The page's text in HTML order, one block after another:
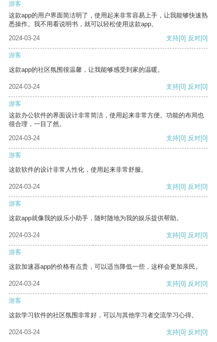
游客
这款app的用户界面简洁明了，使用起来非常容易上手，让我能够快速熟
悉操作。我不用看说明书，就可以轻松使用这款app。
2024-03-24
支持[0] 反对[0]
游客
这款app的社区氛围很温馨，让我能够感受到家的温暖。
2024-03-24 支持[0] 反对[0]
游客
这款办公软件的界面设计非常简洁，使用起来非常方便。功能的布局也
很合理，一目了然。
2024-03-24
支持[0] 反对[0]
游客
这款软件的设计非常人性化，使用起来非常舒服。
2024-03-24 支持[0] 反对[0]
游客
这款app就像我的娱乐小助手，随时随地为我的娱乐提供帮助。
2024-03-24 支持[0] 反对[0]
游客
这款加速器app的价格有点贵，可以适当降低一些，这样会更加亲民。
2024-03-24 支持[0] 反对[0]
游客
这款学习软件的社区氛围非常好，可以与其他学习者交流学习心得。
2024-03-24 支持[0] 反对[0]